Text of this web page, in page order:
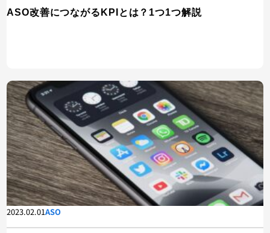
ASO改善につながるKPIとは？1つ1つ解説
2023.02.01ASO